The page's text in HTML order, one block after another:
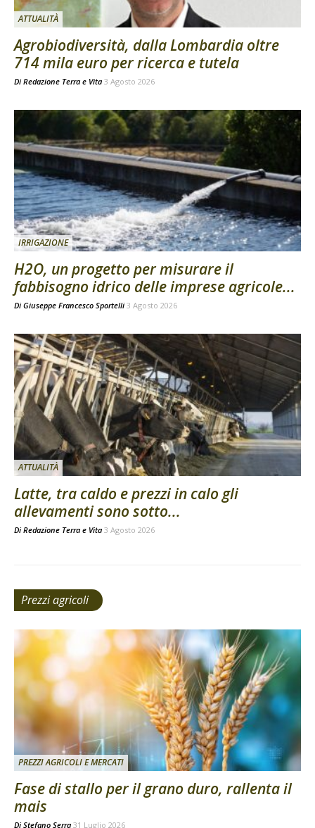
ATTUALITÀ
Agrobiodiversità, dalla Lombardia oltre
714 mila euro per ricerca e tutela
Di Redazione Terra e Vita 3 Agosto 2026
IRRIGAZIONE
H2O, un progetto per misurare il
fabbisogno idrico delle imprese agricole...
Di Giuseppe Francesco Sportelli 3 Agosto 2026
ATTUALITÀ
Latte, tra caldo e prezzi in calo gli
allevamenti sono sotto...
Di Redazione Terra e Vita 3 Agosto 2026
Prezzi agricoli
PREZZI AGRICOLI E MERCATI
Fase di stallo per il grano duro, rallenta il
mais
Di Stefano Serra 31 Luglio 2026